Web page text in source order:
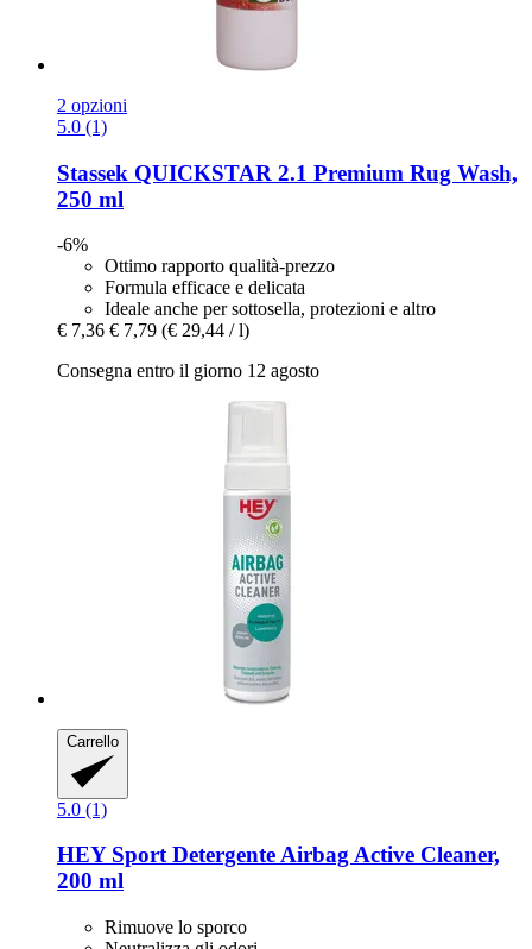
2 opzioni
5.0 (1)
Stassek QUICKSTAR 2.1 Premium Rug Wash,
250 ml
-6%
Ottimo rapporto qualità-prezzo
Formula efficace e delicata
Ideale anche per sottosella, protezioni e altro
€ 7,36 € 7,79 (€ 29,44 / l)
Consegna entro il giorno 12 agosto
Carrello
5.0 (1)
HEY SportDetergente Airbag Active Cleaner,
200 ml
Rimuove lo sporco